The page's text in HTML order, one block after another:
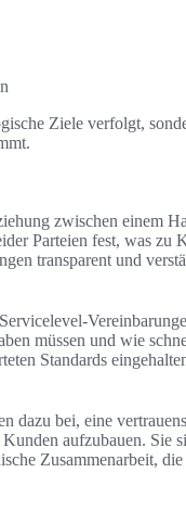
Ziele verfolgt,
zwischen einem
Parteien fest, was zu
transparent und
müssen und wie
Standards
dazu bei, eine
aufzubauen. Sie
Zusammenarbeit,